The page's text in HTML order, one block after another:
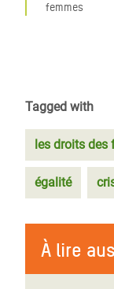
femmes
Tagged with
les droits des
égalité
À lire